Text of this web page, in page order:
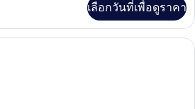
เลือกวันที่เพื่อดูราคา
ห้องพัก, เตียงเดี่ยว 2 เตียง | เครื่องน